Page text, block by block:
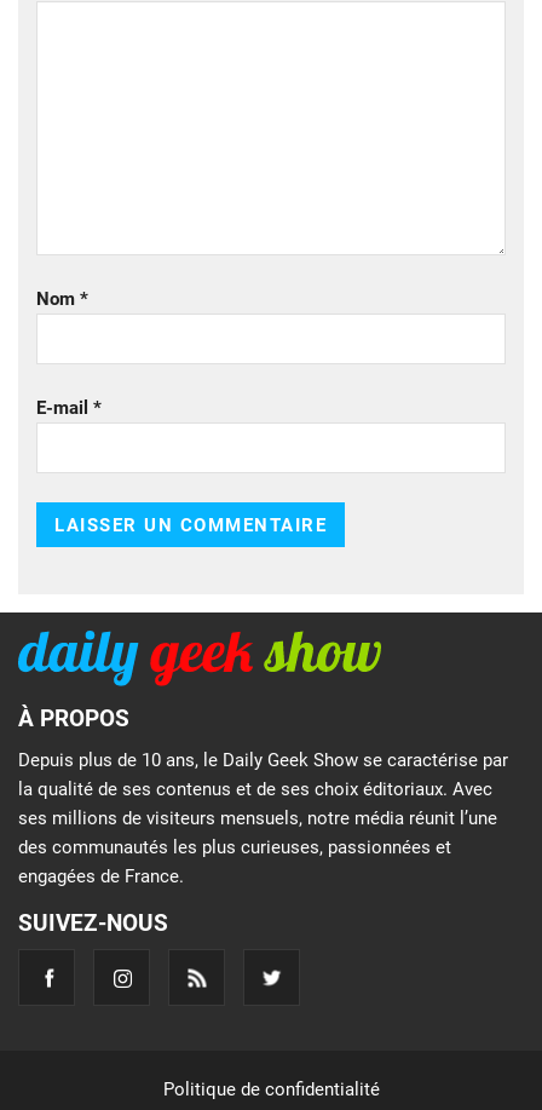
Nom *
E-mail *
À PROPOS
Depuis plus de 10 ans, le Daily Geek Show se caractérise par
la qualité de ses contenus et de ses choix éditoriaux. Avec
ses millions de visiteurs mensuels, notre média réunit l’une
des communautés les plus curieuses, passionnées et
engagées de France.
SUIVEZ-NOUS
Politique de confidentialité